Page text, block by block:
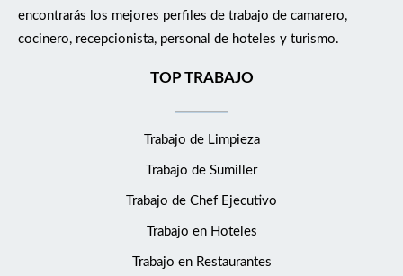
encontrarás los mejores perfiles de trabajo de camarero,
cocinero, recepcionista, personal de hoteles y turismo.
TOP TRABAJO
Trabajo de Limpieza
Trabajo de Sumiller
Trabajo de Chef Ejecutivo
Trabajo en Hoteles
Trabajo en Restaurantes